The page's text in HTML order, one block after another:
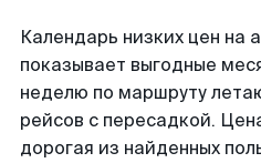
Календарь низких цен на
показывает выгодные
неделю по маршруту
рейсов с пересадкой.
дорогая из найденных